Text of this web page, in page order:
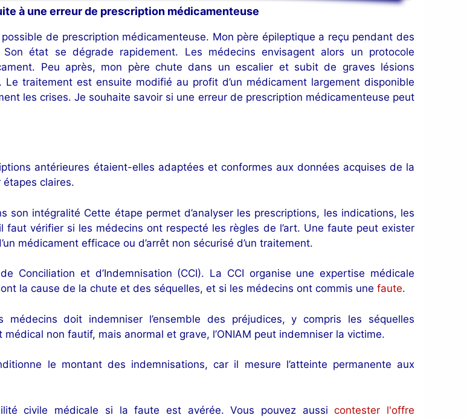
à une erreur de prescription médicamenteuse
de prescription médicamenteuse. Mon père épileptique a reçu pendant des
état se dégrade rapidement. Les médecins envisagent alors un protocole
Peu après, mon père chute dans un escalier et subit de graves lésions
traitement est ensuite modifié au profit d’un médicament largement disponible
les crises. Je souhaite savoir si une erreur de prescription médicamenteuse peut
antérieures étaient-elles adaptées et conformes aux données acquises de la
étapes claires.
son intégralité Cette étape permet d’analyser les prescriptions, les indications, les
vérifier si les médecins ont respecté les règles de l’art. Une faute peut exister
médicament efficace ou d’arrêt non sécurisé d’un traitement.
Conciliation et d’Indemnisation (CCI). La CCI organise une expertise médicale
la cause de la chute et des séquelles, et si les médecins ont commis une faute.
doit indemniser l’ensemble des préjudices, y compris les séquelles
non fautif, mais anormal et grave, l’ONIAM peut indemniser la victime.
le montant des indemnisations, car il mesure l’atteinte permanente aux
civile médicale si la faute est avérée. Vous pouvez aussicontester l'offre